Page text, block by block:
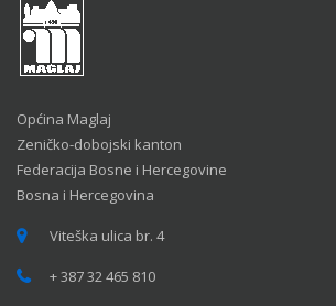
Općina Maglaj
Zeničko-dobojski kanton
Federacija Bosne i Hercegovine
Bosna i Hercegovina
Viteška ulica br. 4
+ 387 32 465 810